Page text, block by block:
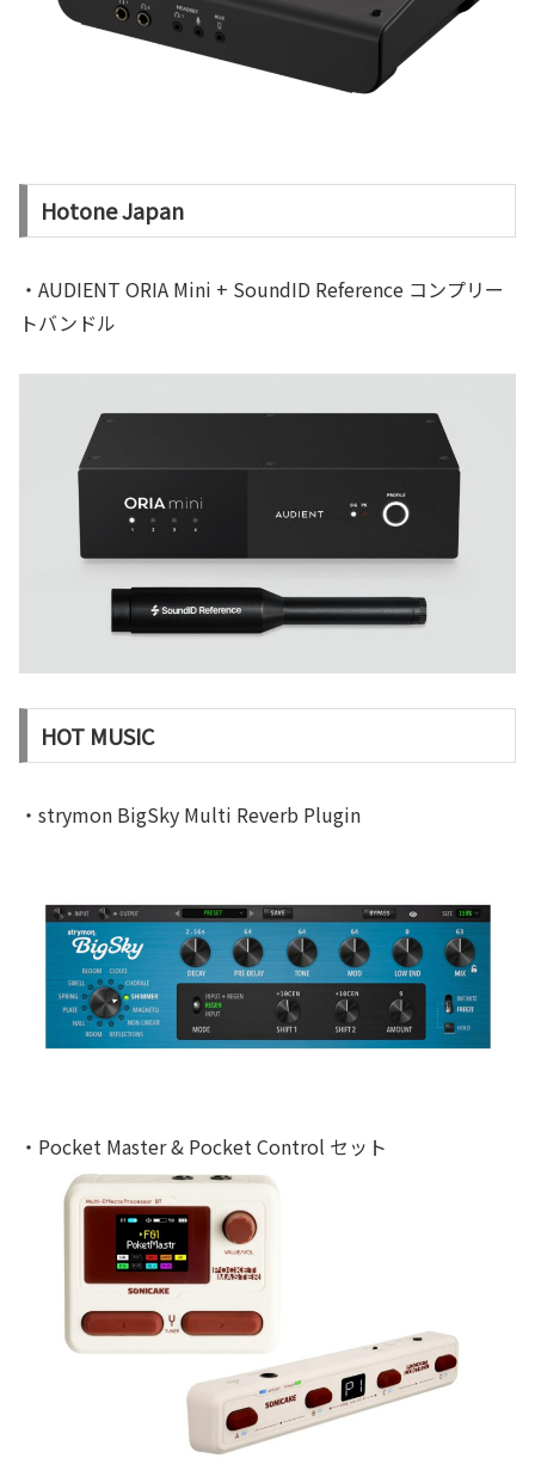
Hotone Japan
・AUDIENT ORIA Mini + SoundID Reference コンプリー
トバンドル
HOT MUSIC
・strymon BigSky Multi Reverb Plugin
・Pocket Master & Pocket Control セット